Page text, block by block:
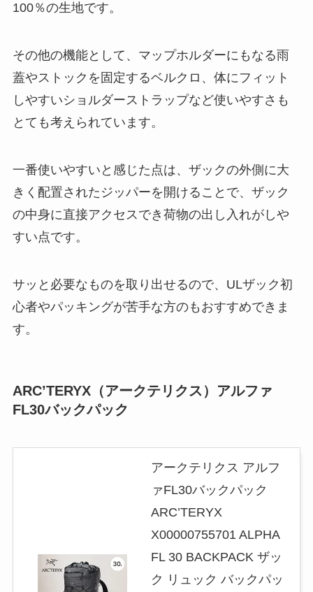
100％の生地です。
その他の機能として、マップホルダーにもなる雨
蓋やストックを固定するベルクロ、体にフィット
しやすいショルダーストラップなど使いやすさも
とても考えられています。
一番使いやすいと感じた点は、ザックの外側に大
きく配置されたジッパーを開けることで、ザック
の中身に直接アクセスでき荷物の出し入れがしや
すい点です。
サッと必要なものを取り出せるので、ULザック初
心者やパッキングが苦手な方のもおすすめできま
す。
ARC’TERYX（アークテリクス）アルファ
FL30バックパック
アークテリクス アルフ
ァFL30バックパック
ARC’TERYX
X00000755701 ALPHA
FL 30 BACKPACK ザッ
ク リュック バックパッ